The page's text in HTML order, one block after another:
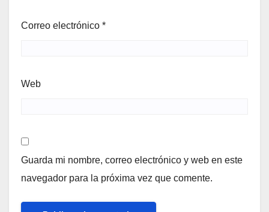
Correo electrónico *
Web
Guarda mi nombre, correo electrónico y web en este
navegador para la próxima vez que comente.